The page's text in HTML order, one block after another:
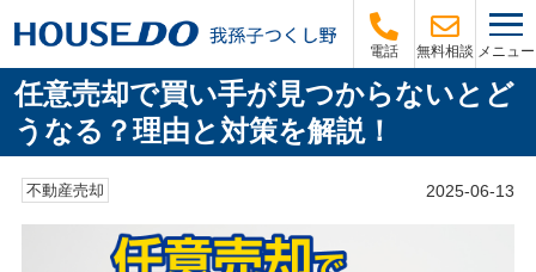
電話 無料相談 メニュー
任意売却で買い手が見つからないとど
うなる？理由と対策を解説！
不動産売却 2025-06-13